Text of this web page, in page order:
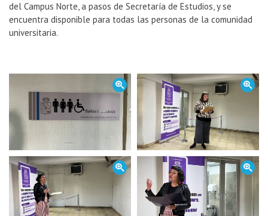
del Campus Norte, a pasos de Secretaría de Estudios, y se
encuentra disponible para todas las personas de la comunidad
universitaria.